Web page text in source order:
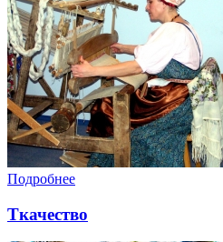
Подробнее
Ткачество